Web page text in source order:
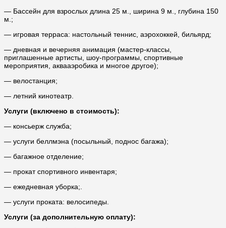
— Бассейн для взрослых длина 25 м., ширина 9 м., глубина 150
м.;
— игровая терраса: настольный теннис, аэрохоккей, бильярд;
— дневная и вечерняя анимация (мастер-классы,
приглашенные артисты, шоу-программы, спортивные
мероприятия, аквааэробика и многое другое);
— велостанция;
— летний кинотеатр.
Услуги (включено в стоимость):
— консьерж служба;
— услуги беллмэна (посыльный, поднос багажа);
— багажное отделение;
— прокат спортивного инвентаря;
— ежедневная уборка;.
— услуги проката: велосипеды.
Услуги (за дополнительную оплату):